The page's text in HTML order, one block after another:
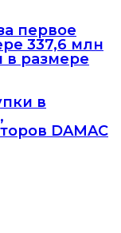
первое
337,6 млн
в размере
в
DAMAC